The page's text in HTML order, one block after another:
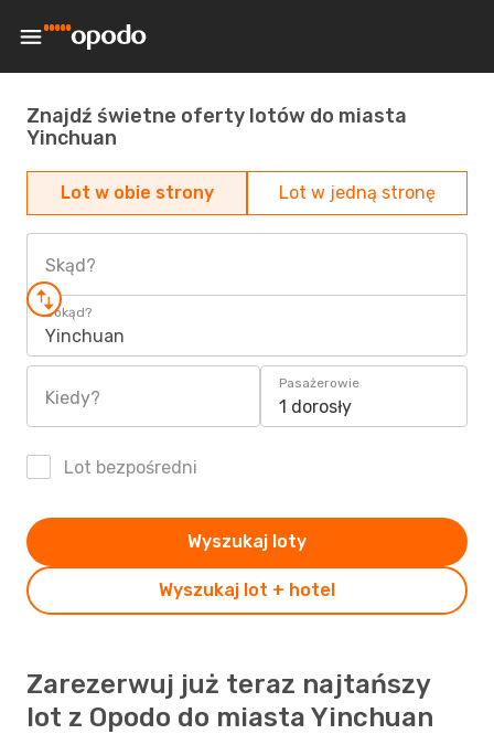
Znajdź świetne oferty lotów do miasta
Yinchuan
Lot w obie strony Lot w jedną stronę
Skąd?
Dokąd?
Yinchuan
Kiedy?
Pasażerowie
1 dorosły
Lot bezpośredni
Wyszukaj lot + hotel
Wyszukaj loty
Zarezerwuj już teraz najtańszy
lot z Opodo do miasta Yinchuan